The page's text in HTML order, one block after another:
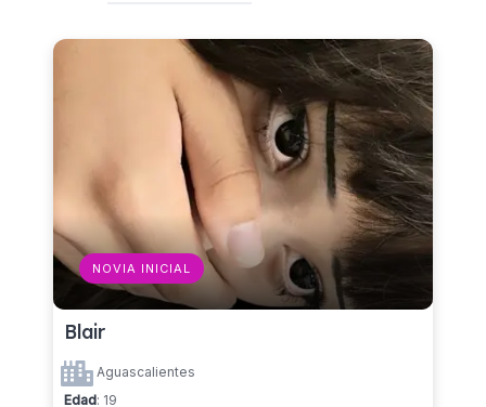
NOVIA INICIAL
Blair
Aguascalientes
Edad: 19